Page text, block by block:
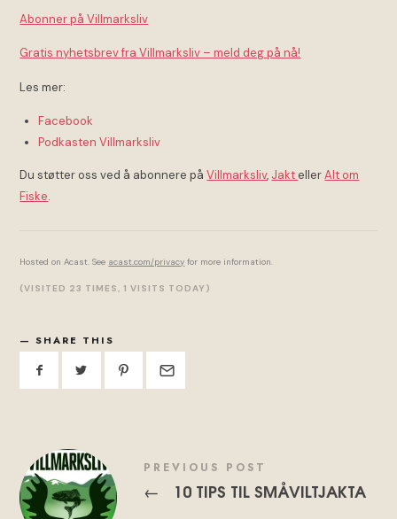
Abonner på Villmarksliv
Gratis nyhetsbrev fra Villmarksliv – meld deg på nå!
Les mer:
Facebook
Podkasten Villmarksliv
Du støtter oss ved å abonnere påVillmarksliv, Jakt ellerAlt om
Fiske.
Hosted on Acast. See acast.com/privacy for more information.
(VISITED 23 TIMES, 1 VISITS TODAY)
SHARE THIS
PREVIOUS POST
← 10 TIPS TIL SMÅVILTJAKTA